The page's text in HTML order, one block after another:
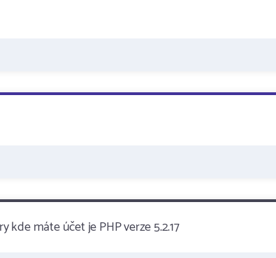
kde máte účet je PHP verze 5.2.17